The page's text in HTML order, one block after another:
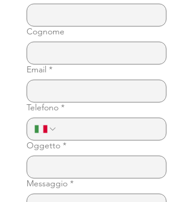
Cognome
Email *
Telefono *
Oggetto *
Messaggio *